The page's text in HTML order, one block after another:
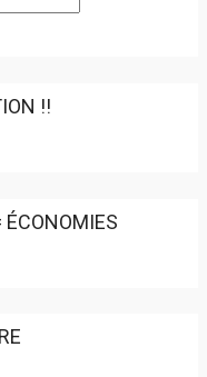
!!
ÉCONOMIES